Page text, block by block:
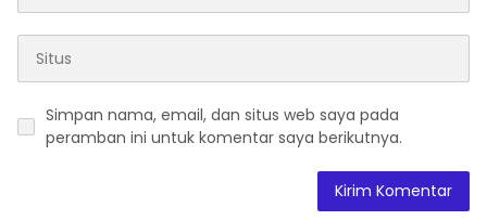
Simpan nama, email, dan situs web saya pada
peramban ini untuk komentar saya berikutnya.